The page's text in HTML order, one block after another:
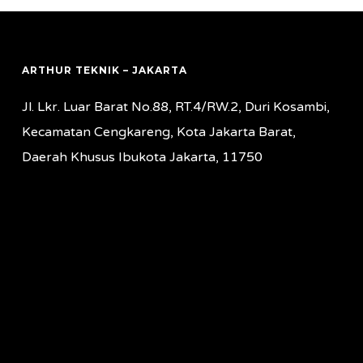
ARTHUR TEKNIK – JAKARTA
Jl. Lkr. Luar Barat No.88, RT.4/RW.2, Duri Kosambi,
Kecamatan Cengkareng, Kota Jakarta Barat,
Daerah Khusus Ibukota Jakarta, 11750